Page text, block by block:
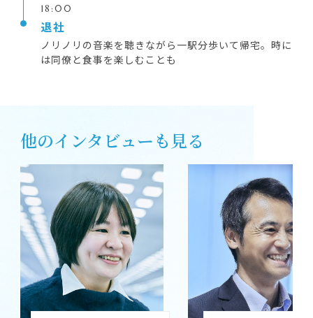
18:00
退社
ノリノリの音楽を聴きながら一駅分歩いて帰宅。時に
は同僚と食事を楽しむことも
他のインタビューも見る